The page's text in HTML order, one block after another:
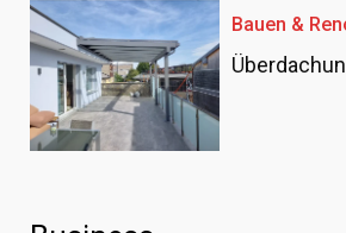
Bauen &